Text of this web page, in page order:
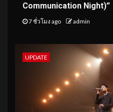
Communication Night)”
7 ชั่วโมง ago admin
UPDATE